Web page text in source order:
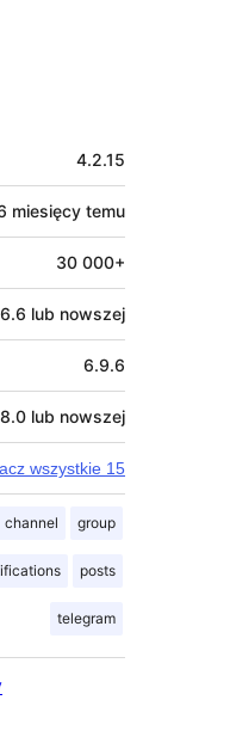
4.2.15
miesięcy temu
30 000+
6.6 lub nowszej
6.9.6
8.0 lub nowszej
wszystkie 15
channel group
posts
telegram